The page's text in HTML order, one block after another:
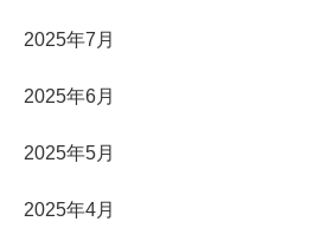
2025年7月
2025年6月
2025年5月
2025年4月